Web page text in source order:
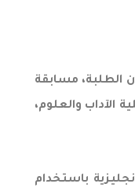
الطلبة، مسابقة
والترجمة في كلية الآداب والعلوم،
باستخدام